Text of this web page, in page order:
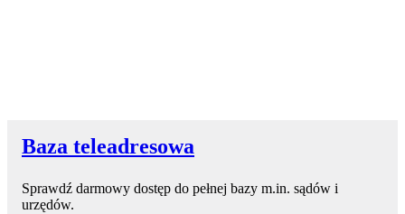
Baza teleadresowa
Sprawdź darmowy dostęp do pełnej bazy m.in. sądów i
urzędów.